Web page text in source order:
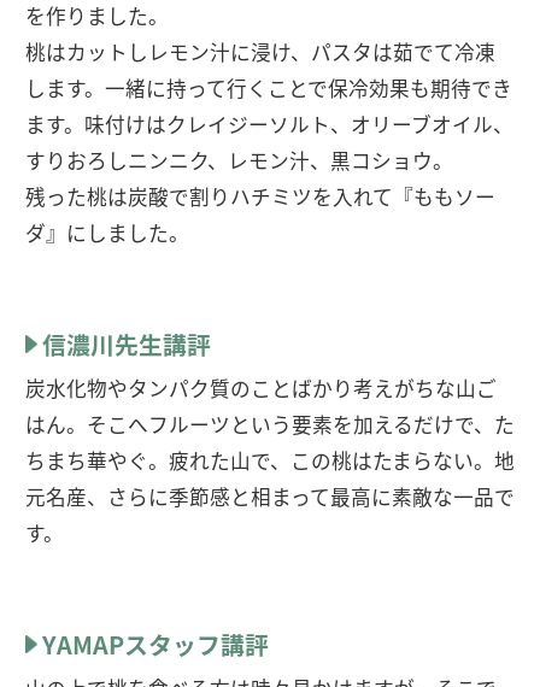
を作りました。
桃はカットしレモン汁に浸け、パスタは茹でて冷凍
します。一緒に持って行くことで保冷効果も期待でき
ます。味付けはクレイジーソルト、オリーブオイル、
すりおろしニンニク、レモン汁、黒コショウ。
残った桃は炭酸で割りハチミツを入れて『ももソー
ダ』にしました。
信濃川先生講評
炭水化物やタンパク質のことばかり考えがちな山ご
はん。そこへフルーツという要素を加えるだけで、た
ちまち華やぐ。疲れた山で、この桃はたまらない。地
元名産、さらに季節感と相まって最高に素敵な一品で
す。
YAMAPスタッフ講評